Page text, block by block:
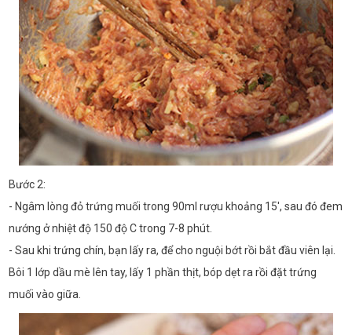
Bước 2:
- Ngâm lòng đỏ trứng muối trong 90ml rượu khoảng 15', sau đó đem
nướng ở nhiệt độ 150 độ C trong 7-8 phút.
- Sau khi trứng chín, bạn lấy ra, để cho nguội bớt rồi bắt đầu viên lại.
Bôi 1 lớp dầu mè lên tay, lấy 1 phần thịt, bóp dẹt ra rồi đặt trứng
muối vào giữa.